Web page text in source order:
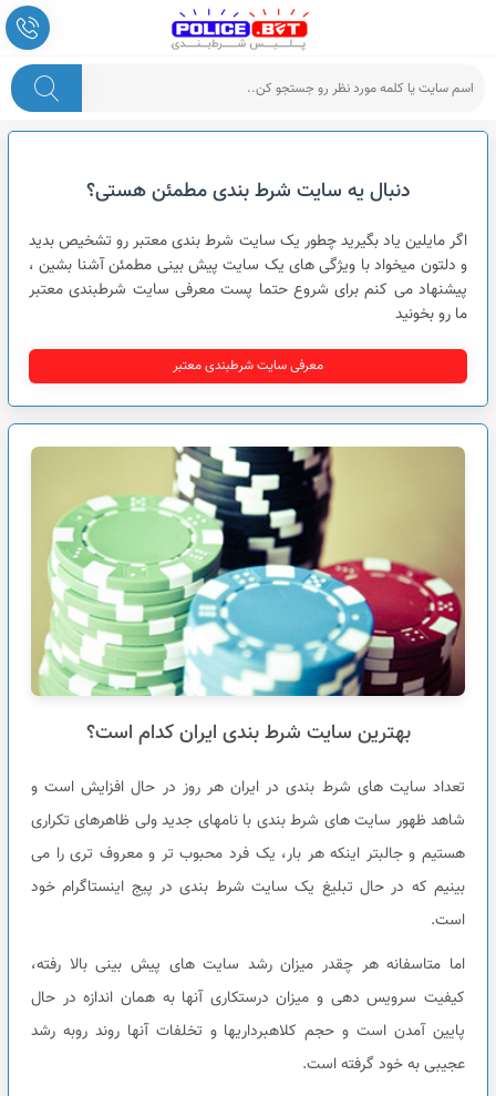
دنبال یه سایت شرط بندی مطمئن هستی؟
اگر مایلین یاد بگیرید چطور یک سایت شرط بندی معتبر رو تشخیص بدید
و دلتون میخواد با ویژگی های یک سایت پیش بینی مطمئن آشنا بشین ،
پیشنهاد می کنم برای شروع حتما پست معرفی سایت شرطبندی معتبر
ما رو بخونید
معرفی سایت شرطبندی معتبر
بهترین سایت شرط بندی ایران کدام است؟
تعداد سایت های شرط بندی در ایران هر روز در حال افزایش است و
شاهد ظهور سایت های شرط بندی با نامهای جدید ولی ظاهرهای تکراری
هستیم و جالبتر اینکه هر بار، یک فرد محبوب تر و معروف تری را می
بینیم که در حال تبلیغ یک سایت شرط بندی در پیج اینستاگرام خود
است.
اما متاسفانه هر چقدر میزان رشد سایت های پیش بینی بالا رفته،
کیفیت سرویس دهی و میزان درستکاری آنها به همان اندازه در حال
پایین آمدن است و حجم کلاهبرداریها و تخلفات آنها روند روبه رشد
عجیبی به خود گرفته است.